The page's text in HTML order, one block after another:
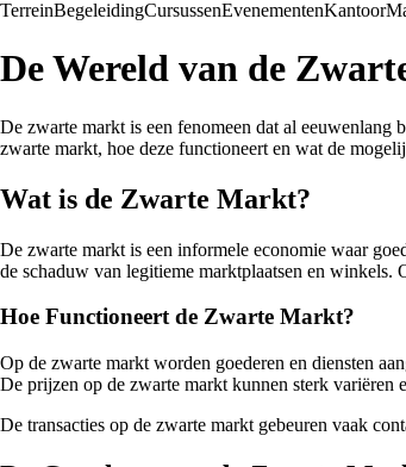
TerreinBegeleidingCursussenEvenementenKantoor
De Wereld van de
De zwarte markt is een fenomeen dat al
zwarte markt, hoe deze functioneert en wat de
Wat is de Zwarte Markt?
De zwarte markt is een informele economie waar
de schaduw van legitieme marktplaatsen en
Hoe Functioneert de Zwarte Markt?
Op de zwarte markt worden goederen en diensten
De prijzen op de zwarte markt kunnen sterk variëren
De transacties op de zwarte markt gebeuren vaak